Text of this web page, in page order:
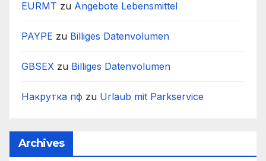
EURMT zu Angebote Lebensmittel
PAYPE zu Billiges Datenvolumen
GBSEX zu Billiges Datenvolumen
Накрутка пф zu Urlaub mit Parkservice
Archives